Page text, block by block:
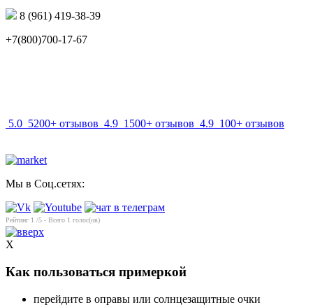
8 (961) 419-38-39
+7(800)700-17-67
5.0 5200+ отзывов 4.9 1500+ отзывов 4.9 100+ отзывов
Мы в Соц.сетях:
Рейтинг 1 /5 - Всего 1 голос(ов)
X
Как пользоваться примеркой
перейдите в оправы или солнцезащитные очки